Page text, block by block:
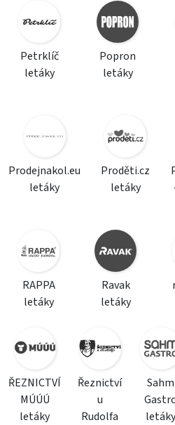
Petrklíč
letáky
Popron
letáky
Prodejnakol.eu
letáky
Proděti.cz
letáky
RAPPA
letáky
Ravak
letáky
ŘEZNICTVÍ
MÚÚÚ
letáky
Řeznictví
u
Rudolfa
Sahm